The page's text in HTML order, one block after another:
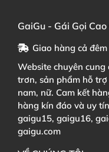
GaiGu - Gái Gọi Cao
Giao hàng cả
Website chuyên
trơn, sản phẩm hỗ
nam, nữ. Cam kết
hàng kín đáo và uy
gaigu15, gaigu16,
gaigu.com